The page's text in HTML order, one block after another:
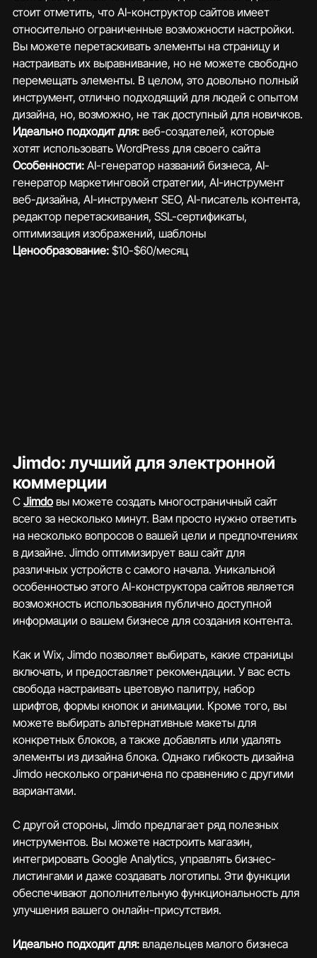
стоит отметить, что AI-конструктор сайтов имеет
относительно ограниченные возможности настройки.
Вы можете перетаскивать элементы на страницу и
настраивать их выравнивание, но не можете свободно
перемещать элементы. В целом, это довольно полный
инструмент, отлично подходящий для людей с опытом
дизайна, но, возможно, не так доступный для новичков.
Идеально подходит для: веб-создателей, которые
хотят использовать WordPress для своего сайта
Особенности: AI-генератор названий бизнеса, AI-
генератор маркетинговой стратегии, AI-инструмент
веб-дизайна, AI-инструмент SEO, AI-писатель контента,
редактор перетаскивания, SSL-сертификаты,
оптимизация изображений, шаблоны
Ценообразование: $10-$60/месяц
Jimdo: лучший для электронной
коммерции
С Jimdo вы можете создать многостраничный сайт
всего за несколько минут. Вам просто нужно ответить
на несколько вопросов о вашей цели и предпочтениях
в дизайне. Jimdo оптимизирует ваш сайт для
различных устройств с самого начала. Уникальной
особенностью этого AI-конструктора сайтов является
возможность использования публично доступной
информации о вашем бизнесе для создания контента.
Как и Wix, Jimdo позволяет выбирать, какие страницы
включать, и предоставляет рекомендации. У вас есть
свобода настраивать цветовую палитру, набор
шрифтов, формы кнопок и анимации. Кроме того, вы
можете выбирать альтернативные макеты для
конкретных блоков, а также добавлять или удалять
элементы из дизайна блока. Однако гибкость дизайна
Jimdo несколько ограничена по сравнению с другими
вариантами.
С другой стороны, Jimdo предлагает ряд полезных
инструментов. Вы можете настроить магазин,
интегрировать Google Analytics, управлять бизнес-
листингами и даже создавать логотипы. Эти функции
обеспечивают дополнительную функциональность для
улучшения вашего онлайн-присутствия.
Идеально подходит для: владельцев малого бизнеса